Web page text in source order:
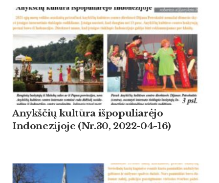
Anykščių kultūra išpopuliarėjo
Indonezijoje (Nr.30, 2022-04-16)